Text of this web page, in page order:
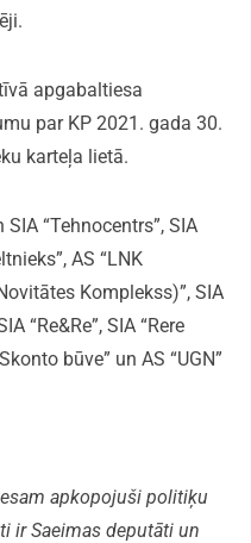
apgabaltiesa
par KP 2021. gada 30.
karteļa lietā.
“Tehnocentrs”, SIA
AS “LNK
Komplekss)”, SIA
“Re&Re”, SIA “Rere
būve” un AS “UGN”
esam apkopojuši politiķu
ir Saeimas deputāti un